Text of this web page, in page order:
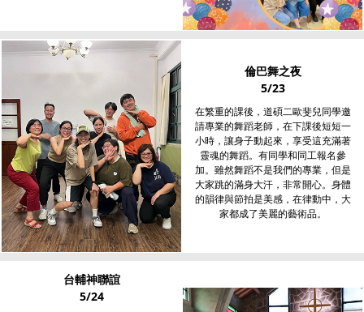
倫巴舞之夜
5/23
在繁重的課後，道碩二歐斐兒同學邀
請專業的舞蹈老師，在下課後短短一
小時，讓身子動起來，享受這充滿著
靈魂的舞蹈。有同學和同工報名參
加。雖然舞蹈不是我們的專業，但是
大家跳的滿身大汗，非常開心。身體
的韻律與節拍是美感，在律動中，大
家都成了美麗的藝術品。
台輔神聯誼
5/24